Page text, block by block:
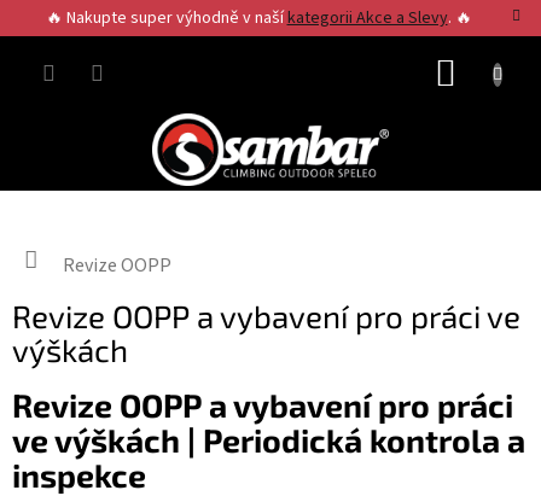
na
obsah
🔥 Nakupte super výhodně v našíkategorii Akce a Slevy. 🔥
Domů
Revize OOPP
Revize OOPP a vybavení pro práci ve
výškách
Revize OOPP a vybavení pro práci
ve výškách | Periodická kontrola a
inspekce